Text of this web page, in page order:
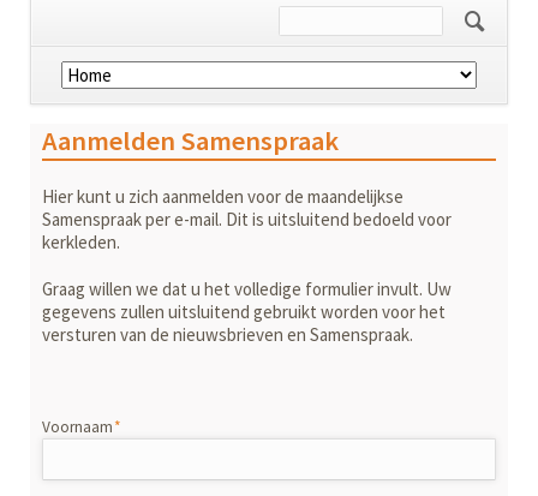
Navigatie
overslaan
Aanmelden Samenspraak
Hier kunt u zich aanmelden voor de maandelijkse
Samenspraak per e-mail. Dit is uitsluitend bedoeld voor
kerkleden.
Graag willen we dat u het volledige formulier invult. Uw
gegevens zullen uitsluitend gebruikt worden voor het
versturen van de nieuwsbrieven en Samenspraak.
Verplicht
veld
Voornaam*